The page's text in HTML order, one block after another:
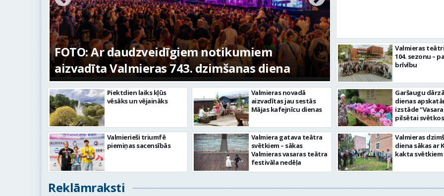
FOTO: Ar daudzveidīgiem notikumiem
aizvadīta Valmieras 743. dzimšanas diena
FOTO: Valmieras
Piektdien laiks kļūs
vēsāks un vējaināks
Valmierieši triumfē
piemiņas sacensībās
Valmieras novadā
aizvadītas jau sestās
Mājas kafejnīcu dienas
Valmiera gatava teātra
svētkiem – sākas
Valmieras vasaras teātra
festivāla nedēļa
Valmieras
104. sezonu –
brīvību
Garšaugu
dienas
izstāde
pilsētai
Valmieras
diena sākas ar
kakta svētkiem
Reklāmraksti